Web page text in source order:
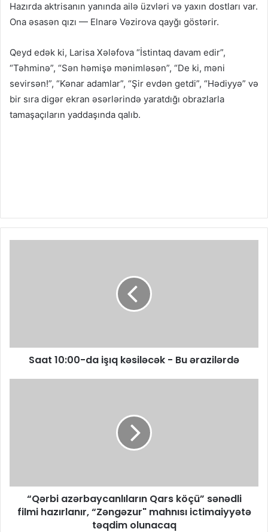
Hazırda aktrisanın yanında ailə üzvləri və yaxın dostları var.
Ona əsasən qızı — Elnarə Vəzirova qayğı göstərir.
Qeyd edək ki, Larisa Xələfova “İstintaq davam edir”,
“Təhminə”, “Sən həmişə mənimləsən”, “De ki, məni
sevirsən!”, “Kənar adamlar”, “Şir evdən getdi”, “Hədiyyə” və
bir sıra digər ekran əsərlərində yaratdığı obrazlarla
tamaşaçıların yaddaşında qalıb.
Saat 10:00-da işıq kəsiləcək - Bu ərazilərdə
“Qərbi azərbaycanlıların Qars köçü” sənədli
filmi hazırlanır, “Zəngəzur" mahnısı ictimaiyyətə
təqdim olunacaq